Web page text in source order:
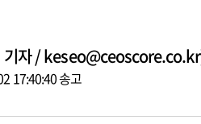
기자 /
17:40:40 송고